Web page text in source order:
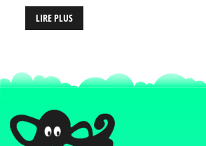
LIRE PLUS